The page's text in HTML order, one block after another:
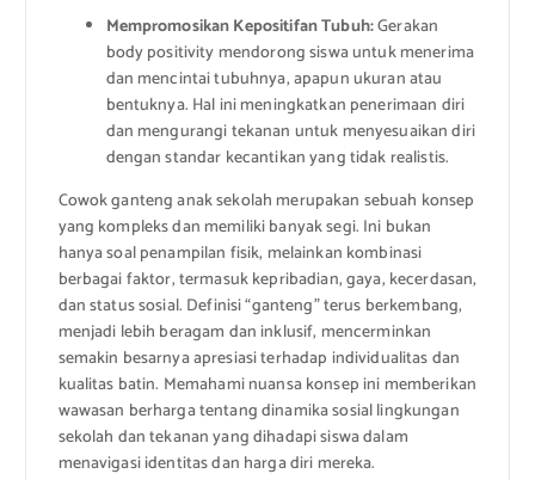
Mempromosikan Kepositifan Tubuh:Gerakan
body positivity mendorong siswa untuk menerima
dan mencintai tubuhnya, apapun ukuran atau
bentuknya. Hal ini meningkatkan penerimaan diri
dan mengurangi tekanan untuk menyesuaikan diri
dengan standar kecantikan yang tidak realistis.
Cowok ganteng anak sekolah merupakan sebuah konsep
yang kompleks dan memiliki banyak segi. Ini bukan
hanya soal penampilan fisik, melainkan kombinasi
berbagai faktor, termasuk kepribadian, gaya, kecerdasan,
dan status sosial. Definisi “ganteng” terus berkembang,
menjadi lebih beragam dan inklusif, mencerminkan
semakin besarnya apresiasi terhadap individualitas dan
kualitas batin. Memahami nuansa konsep ini memberikan
wawasan berharga tentang dinamika sosial lingkungan
sekolah dan tekanan yang dihadapi siswa dalam
menavigasi identitas dan harga diri mereka.